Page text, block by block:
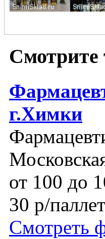
Смотрите
г.Химки
от 100 до
30 р/
Смотреть